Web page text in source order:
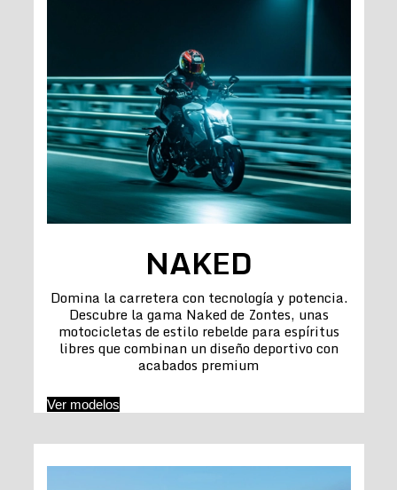
NAKED
Domina la carretera con tecnología y potencia.
Descubre la gama Naked de Zontes, unas
motocicletas de estilo rebelde para espíritus
libres que combinan un diseño deportivo con
acabados premium
Ver modelos